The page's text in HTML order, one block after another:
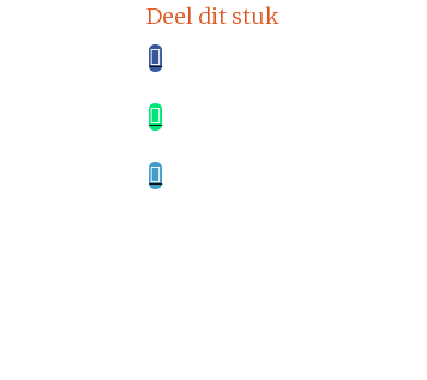
Deel dit stuk